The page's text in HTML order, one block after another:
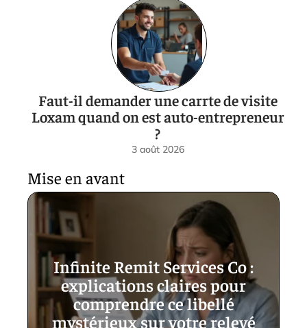
Faut-il demander une carrte de visite
Loxam quand on est auto-entrepreneur
?
3 août 2026
Mise en avant
Infinite Remit Services Co :
explications claires pour
comprendre ce libellé
mystérieux sur votre relevé